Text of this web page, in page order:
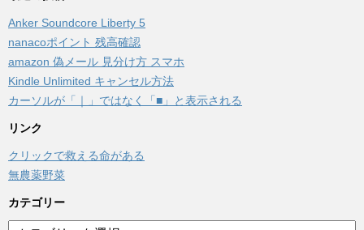
Anker Soundcore Liberty 5
nanacoポイント 残高確認
amazon 偽メール 見分け方 スマホ
Kindle Unlimited キャンセル方法
カーソルが「｜」ではなく「■」と表示される
リンク
クリックで救える命がある
無農薬野菜
カテゴリー